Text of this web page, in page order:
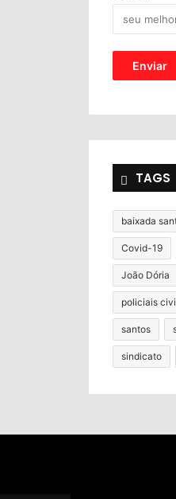
TAGS
baixada
Covid-19
João Dória
policiais
santos
sindicato